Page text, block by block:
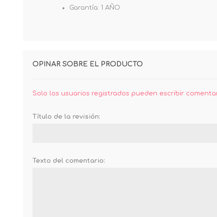
Garantía: 1 AÑO
OPINAR SOBRE EL PRODUCTO
Solo los usuarios registrados pueden escribir
Título de la revisión:
Texto del comentario: